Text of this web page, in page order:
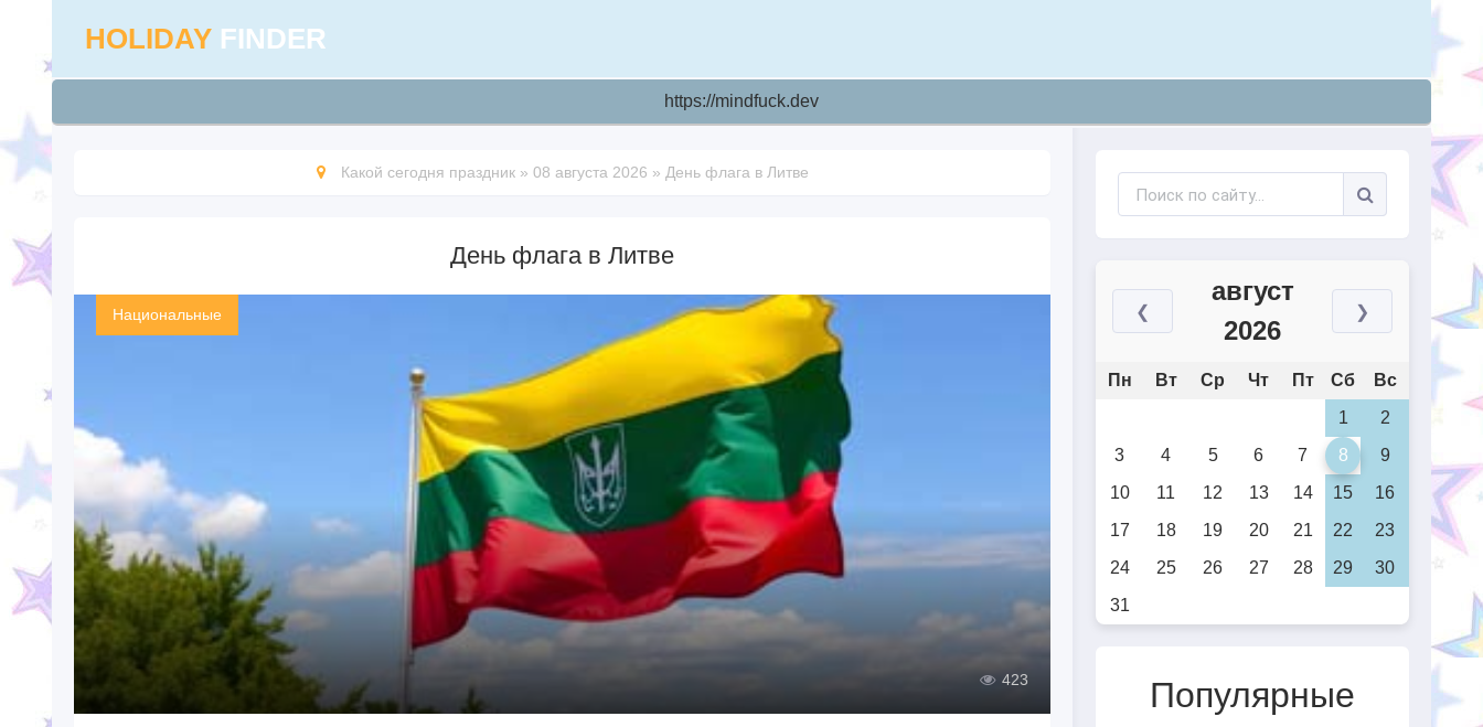
HOLIDAY FINDER
https://mindfuck.dev
Какой сегодня праздник » 08 августа 2026 » День флага в Литве
День флага в Литве
Национальные
423
❮
август
2026
❯
Пн Вт Ср Чт Пт Сб
Вс
1
2
3
4 5 6 7 8
9
10
11 12 13 14 15
16
17
18 19 20 21 22
23
24
25 26 27 28 29
30
31
Популярные